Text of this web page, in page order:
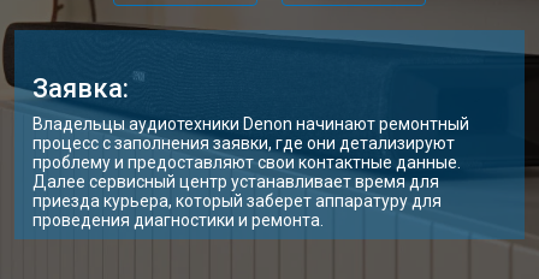
Заявка:
Владельцы аудиотехники Denon начинают ремонтный
процесс с заполнения заявки, где они детализируют
проблему и предоставляют свои контактные данные.
Далее сервисный центр устанавливает время для
приезда курьера, который заберет аппаратуру для
проведения диагностики и ремонта.